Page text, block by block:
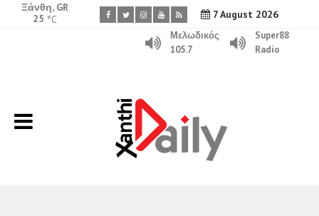
7 August 2026
Ξάνθη, GR
25 °C
Μελωδικός
105.7
Super88
Radio